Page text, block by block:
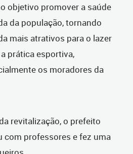
objetivo promover a saúde
da população, tornando
mais atrativos para o lazer
prática esportiva,
os moradores da
revitalização, o prefeito
com professores e fez uma